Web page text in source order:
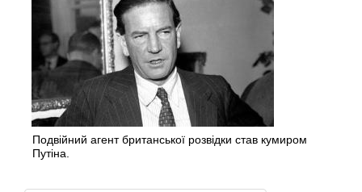
Подвійний агент британської розвідки став кумиром
Путіна.